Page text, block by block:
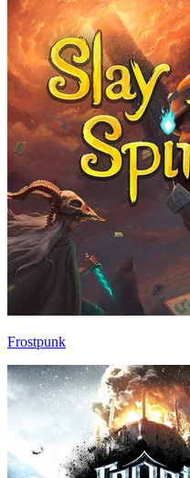
Frostpunk